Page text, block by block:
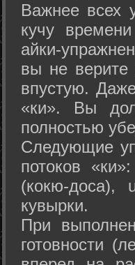
Важнее всех
кучу
айки-
вы не верите
впустую.
«ки». Вы
полностью
Следующие
потоков
(кокю-доса),
кувырки.
При
готовности